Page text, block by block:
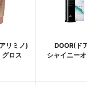
リミノ)
グロス
DOOR(ド
シャイニー